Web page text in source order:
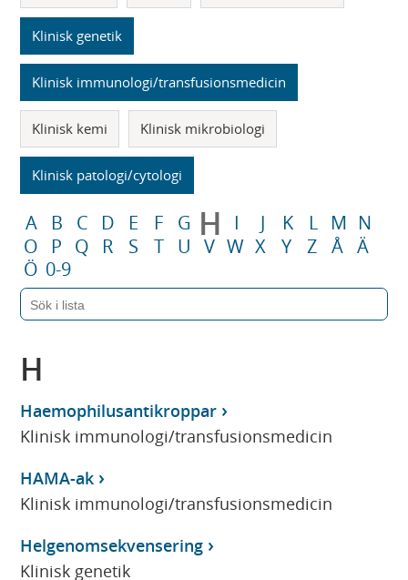
Klinisk genetik
Klinisk immunologi/transfusionsmedicin
Klinisk kemi Klinisk mikrobiologi
Klinisk patologi/cytologi
A B C D E F G H I J K L M N
O
P Q R S T U V W X Y Z Å Ä
Ö 0-9
H
Haemophilusantikroppar
Klinisk immunologi/transfusionsmedicin
HAMA-ak
Klinisk immunologi/transfusionsmedicin
Helgenomsekvensering
Klinisk genetik